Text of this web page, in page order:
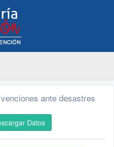
ante desastres
Datos